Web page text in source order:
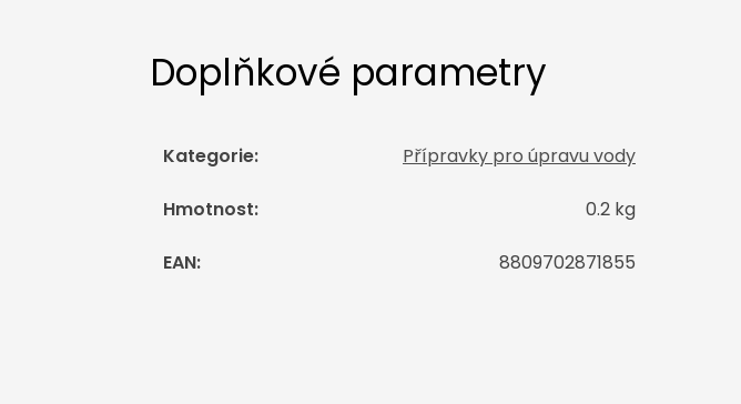
Doplňkové parametry
Kategorie: Přípravky pro úpravu vody
Hmotnost: 0.2 kg
EAN: 8809702871855